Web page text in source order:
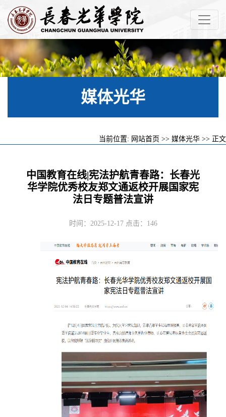
媒体光华
当前位置: 网站首页 >> 媒体光华 >> 正文
中国教育在线|宪法护航青春路：长春光
华学院优秀校友郑文通返校开展国家宪
法日专题普法宣讲
时间：2025-12-17 点击： 146